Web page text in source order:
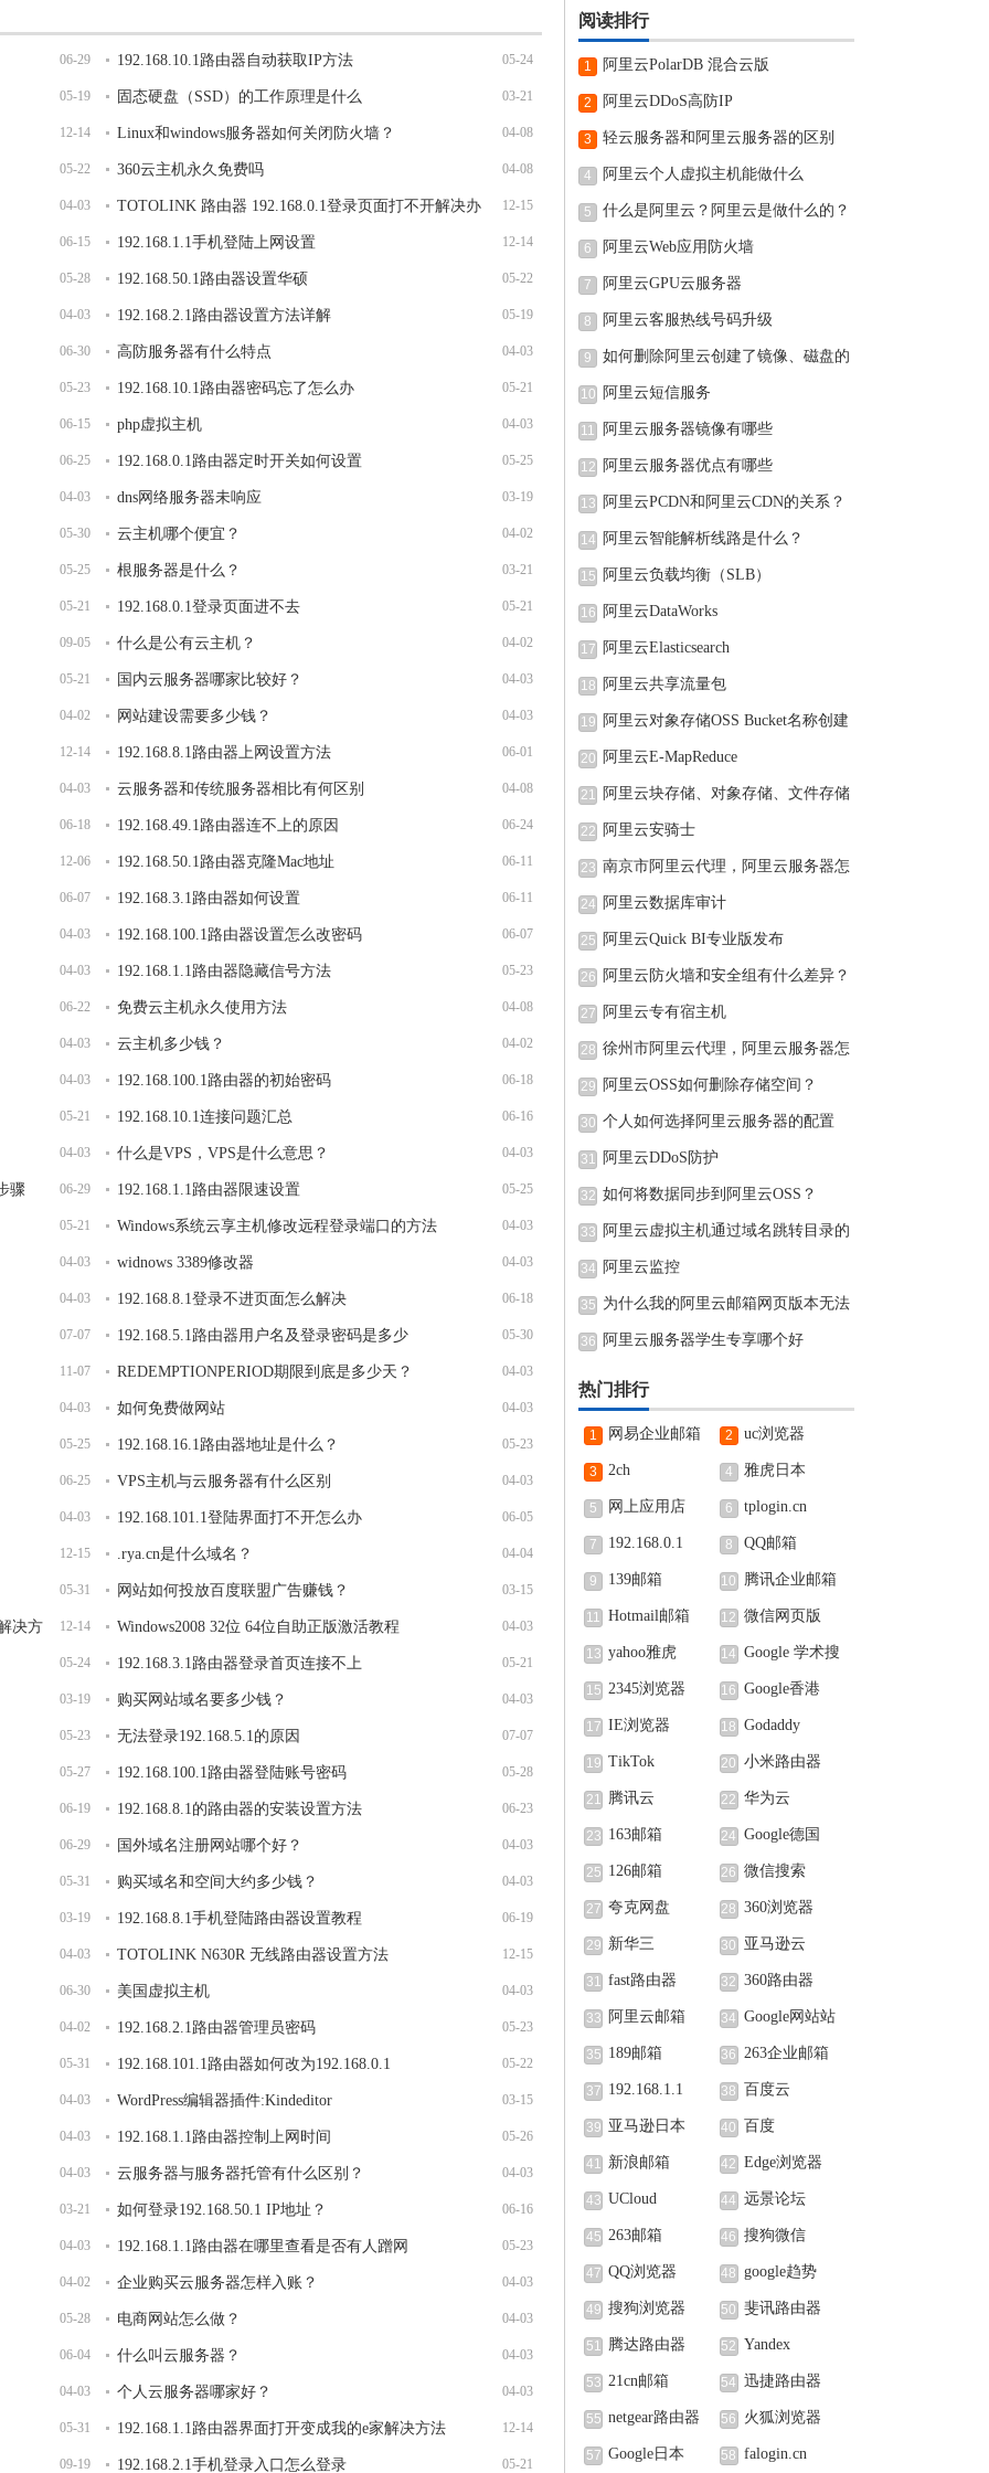
06-29 05-24
192.168.10.1路由器自动获取IP方法
05-19 03-21
固态硬盘（SSD）的工作原理是什么
12-14 04-08
Linux和windows服务器如何关闭防火墙？
05-22 04-08
360云主机永久免费吗
04-03 12-15
TOTOLINK 路由器 192.168.0.1登录页面打不开解决办
法
06-15 12-14
192.168.1.1手机登陆上网设置
05-28 05-22
192.168.50.1路由器设置华硕
04-03 05-19
192.168.2.1路由器设置方法详解
06-30 04-03
高防服务器有什么特点
05-23 05-21
192.168.10.1路由器密码忘了怎么办
06-15 04-03
php虚拟主机
06-25 05-25
192.168.0.1路由器定时开关如何设置
04-03 03-19
dns网络服务器未响应
05-30 04-02
云主机哪个便宜？
05-25 03-21
根服务器是什么？
05-21 05-21
192.168.0.1登录页面进不去
09-05 04-02
什么是公有云主机？
05-21 04-03
国内云服务器哪家比较好？
04-02 04-03
网站建设需要多少钱？
12-14 06-01
192.168.8.1路由器上网设置方法
04-03 04-08
云服务器和传统服务器相比有何区别
06-18 06-24
192.168.49.1路由器连不上的原因
12-06 06-11
192.168.50.1路由器克隆Mac地址
06-07 06-11
192.168.3.1路由器如何设置
04-03 06-07
192.168.100.1路由器设置怎么改密码
04-03 05-23
192.168.1.1路由器隐藏信号方法
06-22 04-08
免费云主机永久使用方法
04-03 04-02
云主机多少钱？
04-03 06-18
192.168.100.1路由器的初始密码
05-21 06-16
192.168.10.1连接问题汇总
04-03 04-03
什么是VPS，VPS是什么意思？
06-29
骤 05-25
192.168.1.1路由器限速设置
05-21 04-03
Windows系统云享主机修改远程登录端口的方法
04-03 04-03
widnows 3389修改器
04-03 06-18
192.168.8.1登录不进页面怎么解决
07-07 05-30
192.168.5.1路由器用户名及登录密码是多少
11-07 04-03
REDEMPTIONPERIOD期限到底是多少天？
04-03 04-03
如何免费做网站
05-25 05-23
192.168.16.1路由器地址是什么？
06-25 04-03
VPS主机与云服务器有什么区别
04-03 06-05
192.168.101.1登陆界面打不开怎么办
12-15 04-04
.rya.cn是什么域名？
05-31 03-15
网站如何投放百度联盟广告赚钱？
12-14
决方 04-03
Windows2008 32位 64位自助正版激活教程
05-24 05-21
192.168.3.1路由器登录首页连接不上
03-19 04-03
购买网站域名要多少钱？
05-23 07-07
无法登录192.168.5.1的原因
05-27 05-28
192.168.100.1路由器登陆账号密码
06-19 06-23
192.168.8.1的路由器的安装设置方法
06-29 04-03
国外域名注册网站哪个好？
05-31 04-03
购买域名和空间大约多少钱？
03-19 06-19
192.168.8.1手机登陆路由器设置教程
04-03 12-15
TOTOLINK N630R 无线路由器设置方法
06-30 04-03
美国虚拟主机
04-02 05-23
192.168.2.1路由器管理员密码
05-31 05-22
192.168.101.1路由器如何改为192.168.0.1
04-03 03-15
WordPress编辑器插件:Kindeditor
04-03 05-26
192.168.1.1路由器控制上网时间
04-03 04-03
云服务器与服务器托管有什么区别？
03-21 06-16
如何登录192.168.50.1 IP地址？
04-03 05-23
192.168.1.1路由器在哪里查看是否有人蹭网
04-02 04-03
企业购买云服务器怎样入账？
05-28 04-03
电商网站怎么做？
06-04 04-03
什么叫云服务器？
04-03 04-03
个人云服务器哪家好？
05-31 12-14
192.168.1.1路由器界面打开变成我的e家解决方法
09-19 05-21
192.168.2.1手机登录入口怎么登录
阅读排行
1 阿里云PolarDB 混合云版
2 阿里云DDoS高防IP
3 轻云服务器和阿里云服务器的区别
4 阿里云个人虚拟主机能做什么
5 什么是阿里云？阿里云是做什么的？
6 阿里云Web应用防火墙
7 阿里云GPU云服务器
8 阿里云客服热线号码升级
9 如何删除阿里云创建了镜像、磁盘的
10 阿里云短信服务
11 阿里云服务器镜像有哪些
12 阿里云服务器优点有哪些
13 阿里云PCDN和阿里云CDN的关系？
14 阿里云智能解析线路是什么？
15 阿里云负载均衡（SLB）
16 阿里云DataWorks
17 阿里云Elasticsearch
18 阿里云共享流量包
19
阿里云对象存储OSS Bucket名称创建
完可
20 阿里云E-MapReduce
21 阿里云块存储、对象存储、文件存储
22 阿里云安骑士
23 南京市阿里云代理，阿里云服务器怎
24 阿里云数据库审计
25 阿里云Quick BI专业版发布
26 阿里云防火墙和安全组有什么差异？
27 阿里云专有宿主机
28 徐州市阿里云代理，阿里云服务器怎
29 阿里云OSS如何删除存储空间？
30 个人如何选择阿里云服务器的配置
31 阿里云DDoS防护
32 如何将数据同步到阿里云OSS？
33 阿里云虚拟主机通过域名跳转目录的
34 阿里云监控
35 为什么我的阿里云邮箱网页版本无法
36 阿里云服务器学生专享哪个好
热门排行
1 网易企业邮箱 2 uc浏览器
3 2ch 4 雅虎日本
5 网上应用店 6 tplogin.cn
7 192.168.0.1 8 QQ邮箱
9 139邮箱 10 腾讯企业邮箱
11 Hotmail邮箱 12 微信网页版
13 yahoo雅虎 14 Google 学术搜
索
15 2345浏览器 16 Google香港
17 IE浏览器 18 Godaddy
19 TikTok 20 小米路由器
21 腾讯云 22 华为云
23 163邮箱 24 Google德国
25 126邮箱 26 微信搜索
27 夸克网盘 28 360浏览器
29 新华三 30 亚马逊云
31 fast路由器 32 360路由器
33 阿里云邮箱 34 Google网站站
长中心
35 189邮箱 36 263企业邮箱
37 192.168.1.1 38 百度云
39 亚马逊日本 40 百度
41 新浪邮箱 42 Edge浏览器
43 UCloud 44 远景论坛
45 263邮箱 46 搜狗微信
47 QQ浏览器 48 google趋势
49 搜狗浏览器 50 斐讯路由器
51 腾达路由器 52 Yandex
53 21cn邮箱 54 迅捷路由器
55 netgear路由器 56 火狐浏览器
57 Google日本 58 falogin.cn